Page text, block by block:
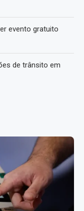
evento gratuito
de trânsito em